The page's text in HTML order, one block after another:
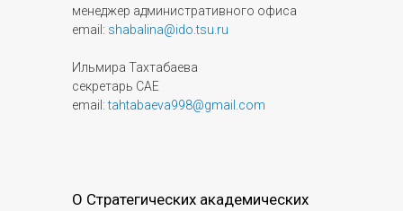
менеджер административного офиса
email: shabalina@ido.tsu.ru
Ильмира Тахтабаева
секретарь САЕ
email:tahtabaeva998@gmail.com
О Стратегических академических